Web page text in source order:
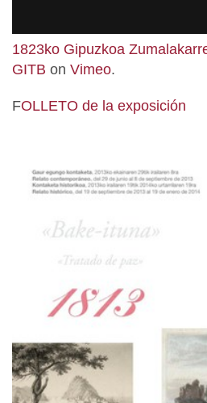
1823ko Gipuzkoa
GITB on Vimeo.
FOLLETO de la exposición